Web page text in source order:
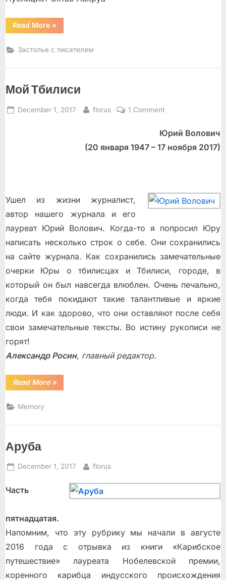
Read More“История
застолья”
»
Застолье с писателем
Мой Тбилиси
Posted
December 1, 2017 By
florus 1 Commenton
Тбилиси
Юрий Волович
(20 января 1947 – 17 ноября 2017)
Ушел из жизни журналист,
автор нашего журнала и его
лауреат Юрий Волович. Когда-то я попросил Юру
написать несколько строк о себе. Они сохранились
на сайте журнала. Как сохранились замечательные
очерки Юры о тбилисцах и Тбилиси, городе, в
который он был навсегда влюблен. Очень печально,
когда тебя покидают такие талантливые и яркие
люди. И как здорово, что они оставляют после себя
свои замечательные тексты. Во истину рукописи не
горят!
Александр Росин, главный редактор.
Read More“Мой
Тбилиси”
»
Memory
Аруба
Posted
December 1, 2017 By
florus
Часть
пятнадцатая.
Напомним, что эту рубрику мы начали в августe
2016 года с отрывка из книги «Карибское
путешествие» лауреата Нобелевской премии,
коренного карибца индусского происхождения